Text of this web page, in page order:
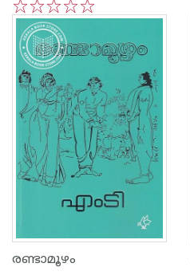
5
4
3
2
1
രണ്ടാമൂഴം